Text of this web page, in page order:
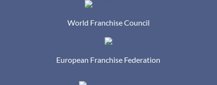
World Franchise Council
European Franchise Federation